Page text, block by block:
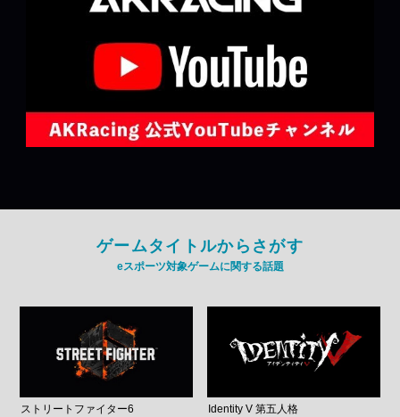
ゲームタイトルからさがす
eスポーツ対象ゲームに関する話題
ストリートファイター6 Identity V 第五人格